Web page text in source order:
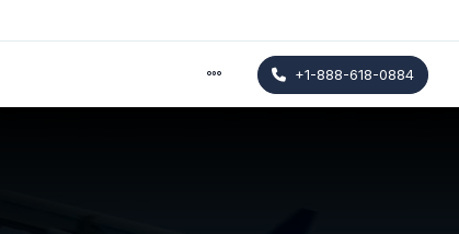
+1-888-618-0884